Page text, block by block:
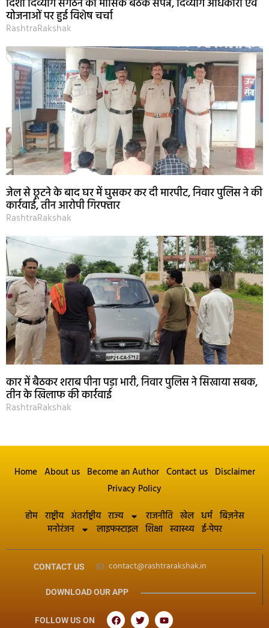
दिशा दिव्यांग संगठन की मासिक बैठक संपन्न, दिव्यांग अधिकारों एवं
योजनाओं पर हुई विशेष चर्चा
RashtraRakshak
जेल से छूटने के बाद घर में घुसकर कर दी मारपीट, निवार पुलिस ने की
कार्रवाई, तीन आरोपी गिरफ्तार
RashtraRakshak
कार में बैठकर शराब पीना पड़ा भारी, निवार पुलिस ने सिखाया सबक,
तीन के खिलाफ की कार्रवाई
RashtraRakshak
Home About us Become an Author Contact us Disclaimer
Privacy Policy
होम राष्ट्रीय अंतर्राष्ट्रीय राज्य राजनीति खेल धर्म बिज़नेस
मनोरंजन
लाइफस्टाइल शिक्षा स्वास्थ्य ई-पेपर
CONTACT US contact@rashtrarakshak.in
DOWNLOAD OUR APP
FOLLOW US ON